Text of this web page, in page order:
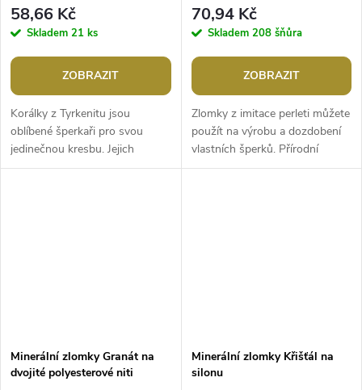
58,66 Kč
Skladem 21 ks
ZOBRAZIT
Korálky z Tyrkenitu jsou
oblíbené šperkaři pro svou
jedinečnou kresbu. Jejich
velikost je ideální na výrobu
70,94 Kč
Skladem 208 šňůra
ZOBRAZIT
Zlomky z imitace perleti můžete
použít na výrobu a dozdobení
vlastních šperků. Přírodní
vzhled je stále v módě. Vypadat
Minerální zlomky Granát na
dvojité polyesterové niti
Minerální zlomky Křišťál na
silonu